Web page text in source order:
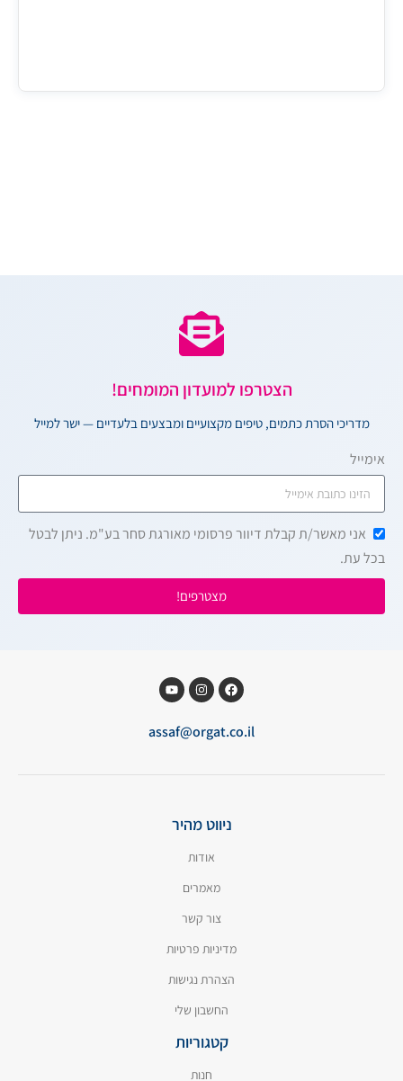
הצטרפו למועדון המומחים!
מדריכי הסרת כתמים, טיפים מקצועיים ומבצעים בלעדיים — ישר למייל
אימייל
אני מאשר/ת קבלת דיוור פרסומי מאורגת סחר בע"מ. ניתן לבטל
בכל עת.
מצטרפים!
assaf@orgat.co.il
ניווט מהיר
אודות
מאמרים
צור קשר
מדיניות פרטיות
הצהרת נגישות
החשבון שלי
קטגוריות
חנות